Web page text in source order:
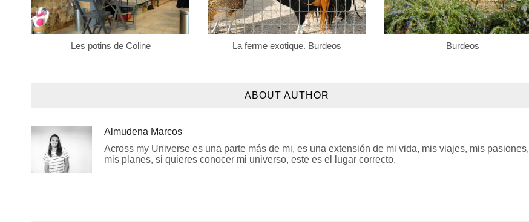
Les potins de Coline La ferme exotique. Burdeos Burdeos
ABOUT AUTHOR
Almudena Marcos
Across my Universe es una parte más de mi, es una extensión de mi vida, mis viajes, mis pasiones,
mis planes, si quieres conocer mi universo, este es el lugar correcto.